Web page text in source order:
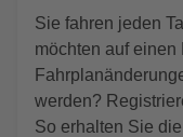
Sie fahren jeden
möchten auf
werden?
So erhalten Sie